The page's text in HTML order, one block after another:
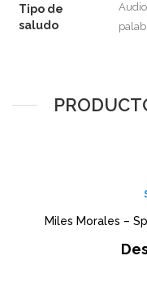
Tipo de
saludo
Miles Morales –